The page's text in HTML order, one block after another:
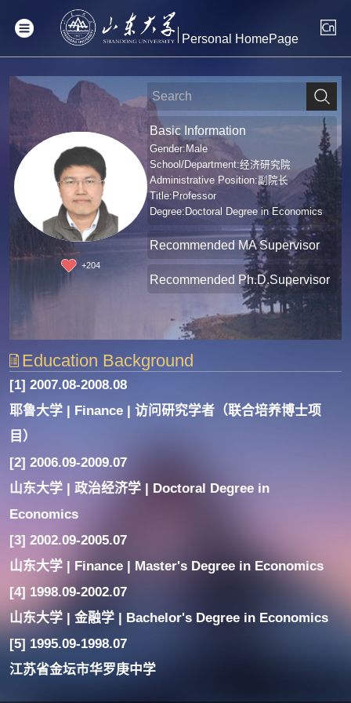
Personal HomePage
+204
Basic Information
Gender:Male
School/Department:经济研究院
Administrative Position:副院长
Title:Professor
Degree:Doctoral Degree in Economics
Recommended MA Supervisor
Recommended Ph.D.Supervisor
Education Background
[1] 2007.08-2008.08
耶鲁大学 | Finance | 访问研究学者（联合培养博士项
目）
[2] 2006.09-2009.07
山东大学 | 政治经济学 | Doctoral Degree in
Economics
[3] 2002.09-2005.07
山东大学 | Finance | Master's Degree in Economics
[4] 1998.09-2002.07
山东大学 | 金融学 | Bachelor's Degree in Economics
[5] 1995.09-1998.07
江苏省金坛市华罗庚中学